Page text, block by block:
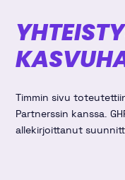
Timmin sivu
Partnerssin kanssa.
allekirjoittanut